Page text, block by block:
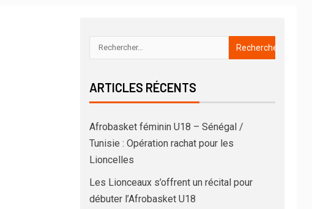
ARTICLES RÉCENTS
Afrobasket féminin U18 – Sénégal /
Tunisie : Opération rachat pour les
Lioncelles
Les Lionceaux s’offrent un récital pour
débuter l’Afrobasket U18